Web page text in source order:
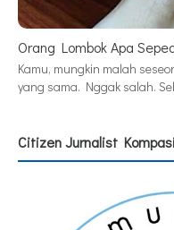
Orang Lombok Apa
Kamu, mungkin malah
yang sama. Nggak salah.
Citizen Jurnalist